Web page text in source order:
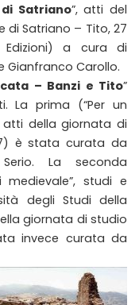
Satriano”, atti del
di Satriano – Tito, 27
a cura di
Gianfranco Carollo.
– Banzi e Tito”
La prima (“Per un
atti della giornata di
è stata curata da
La seconda
medievale”, studi e
degli Studi della
giornata di studio
invece curata da